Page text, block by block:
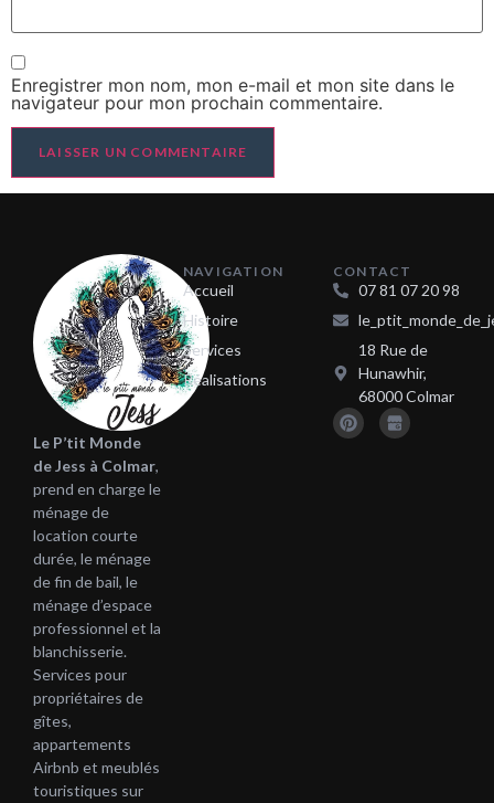
Enregistrer mon nom, mon e-mail et mon site dans le
navigateur pour mon prochain commentaire.
Le P’tit Monde
de Jess à Colmar,
prend en charge le
ménage de
location courte
durée, le ménage
de fin de bail, le
ménage d’espace
professionnel et la
blanchisserie.
Services pour
propriétaires de
gîtes,
appartements
Airbnb et meublés
touristiques sur
NAVIGATION
Accueil
Histoire
Services
Réalisations
CONTACT
07 81 07 20 98
18 Rue de
Hunawhir,
68000 Colmar